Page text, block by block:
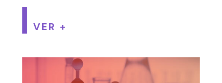
VER +